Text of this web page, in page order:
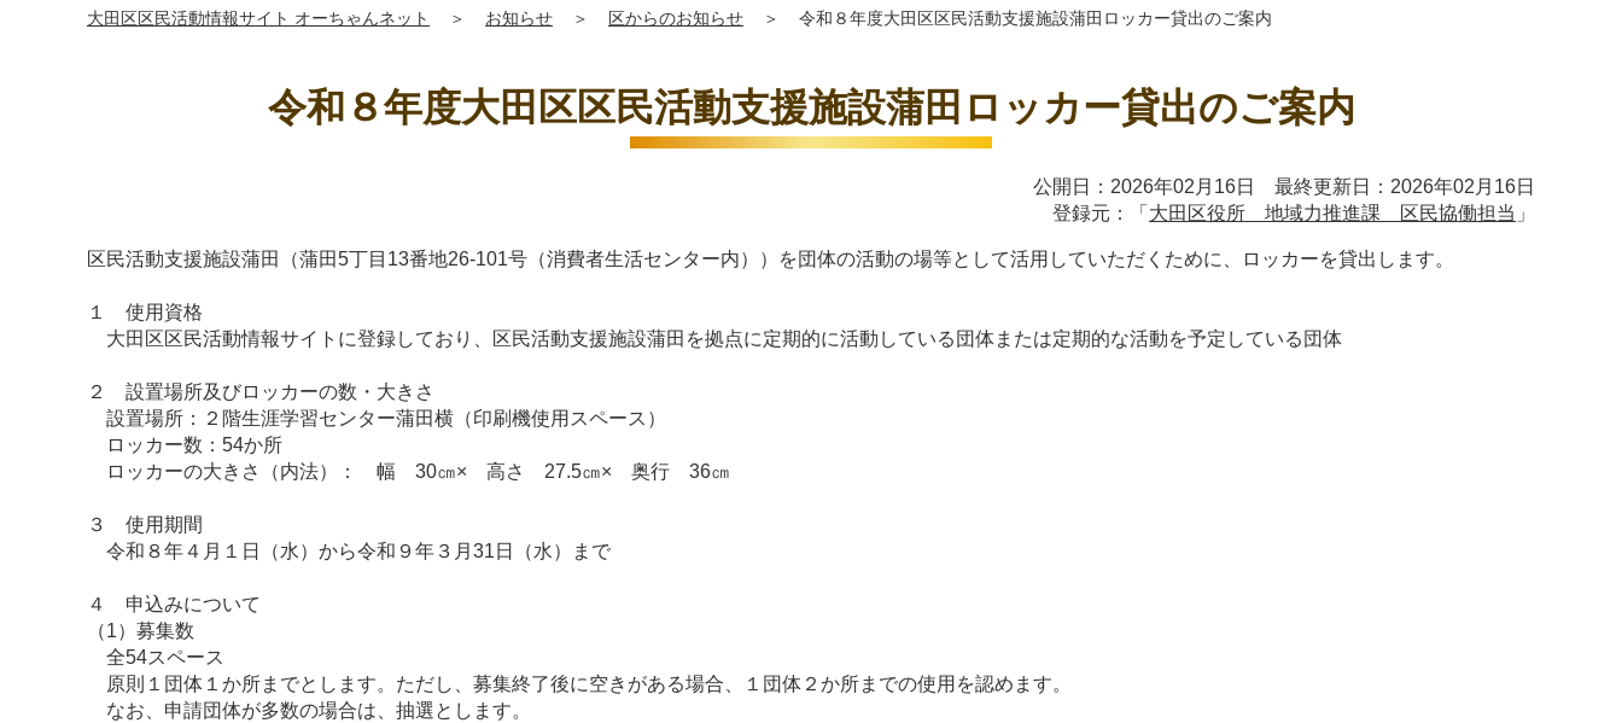
大田区区民活動情報サイト オーちゃんネット ＞ お知らせ ＞ 区からのお知らせ ＞ 令和８年度大田区区民活動支援施設蒲田ロッカー貸出のご案内
令和８年度大田区区民活動支援施設蒲田ロッカー貸出のご案内
公開日：2026年02月16日 最終更新日：2026年02月16日
登録元：「 大田区役所 地域力推進課 区民協働担当 」
区民活動支援施設蒲田（蒲田5丁目13番地26-101号（消費者生活センター内））を団体の活動の場等として活用していただくために、ロッカーを貸出します。
１ 使用資格
大田区区民活動情報サイトに登録しており、区民活動支援施設蒲田を拠点に定期的に活動している団体または定期的な活動を予定している団体
２ 設置場所及びロッカーの数・大きさ
設置場所：２階生涯学習センター蒲田横（印刷機使用スペース）
ロッカー数：54か所
ロッカーの大きさ（内法）： 幅 30㎝× 高さ 27.5㎝× 奥行 36㎝
３ 使用期間
令和８年４月１日（水）から令和９年３月31日（水）まで
４ 申込みについて
（1）募集数
全54スペース
原則１団体１か所までとします。ただし、募集終了後に空きがある場合、１団体２か所までの使用を認めます。
なお、申請団体が多数の場合は、抽選とします。